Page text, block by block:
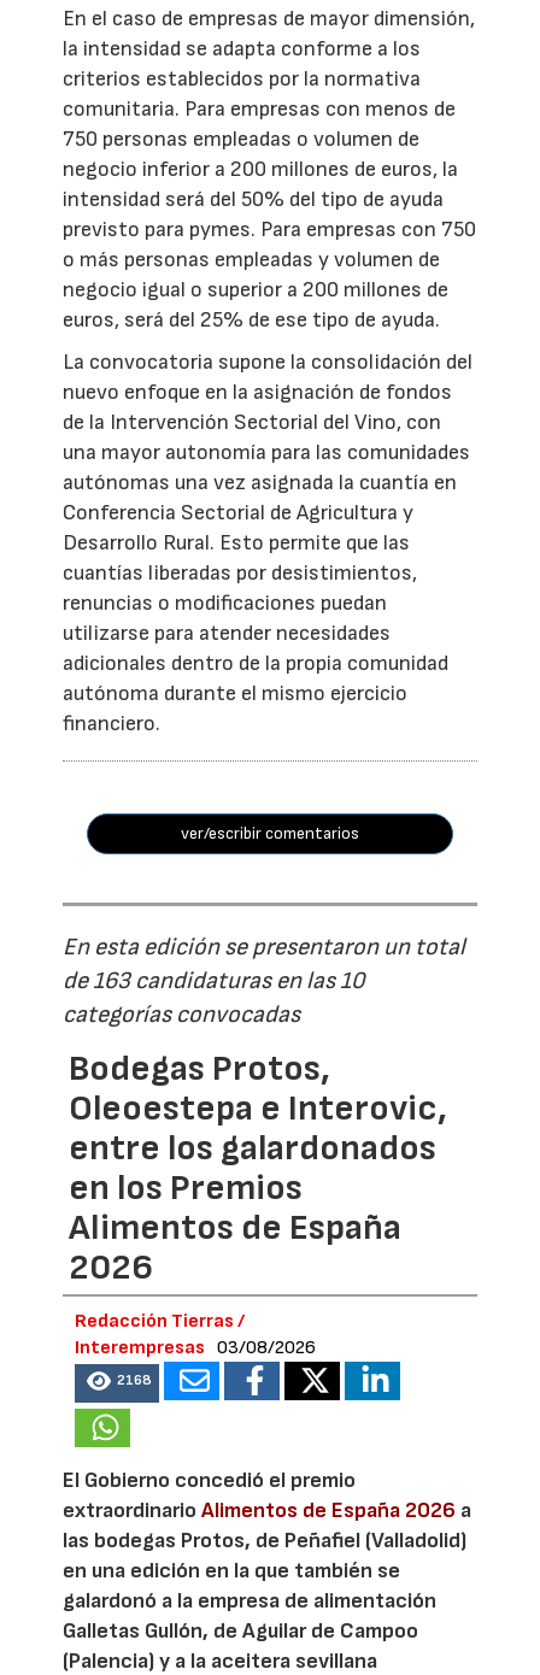
En el caso de empresas de mayor dimensión,
la intensidad se adapta conforme a los
criterios establecidos por la normativa
comunitaria. Para empresas con menos de
750 personas empleadas o volumen de
negocio inferior a 200 millones de euros, la
intensidad será del 50% del tipo de ayuda
previsto para pymes. Para empresas con 750
o más personas empleadas y volumen de
negocio igual o superior a 200 millones de
euros, será del 25% de ese tipo de ayuda.
La convocatoria supone la consolidación del
nuevo enfoque en la asignación de fondos
de la Intervención Sectorial del Vino, con
una mayor autonomía para las comunidades
autónomas una vez asignada la cuantía en
Conferencia Sectorial de Agricultura y
Desarrollo Rural. Esto permite que las
cuantías liberadas por desistimientos,
renuncias o modificaciones puedan
utilizarse para atender necesidades
adicionales dentro de la propia comunidad
autónoma durante el mismo ejercicio
financiero.
ver/escribir comentarios
En esta edición se presentaron un total
de 163 candidaturas en las 10
categorías convocadas
Bodegas Protos,
Oleoestepa e Interovic,
entre los galardonados
en los Premios
Alimentos de España
2026
Redacción Tierras /
Interempresas
03/08/2026
2168
El Gobierno concedió el premio
extraordinarioAlimentos de España 2026 a
las bodegas Protos, de Peñafiel (Valladolid)
en una edición en la que también se
galardonó a la empresa de alimentación
Galletas Gullón, de Aguilar de Campoo
(Palencia) y a la aceitera sevillana